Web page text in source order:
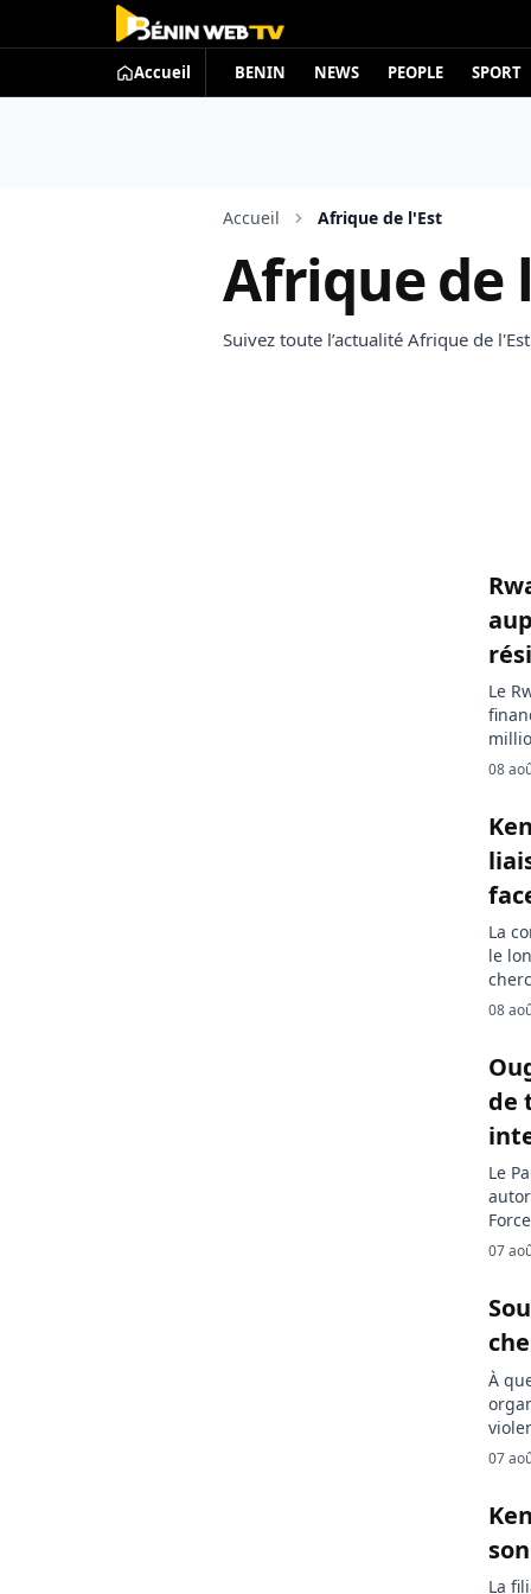
Accueil BENIN NEWS PEOPLE SPORT
Accueil Afrique de l'Est
Afrique de
Suivez toute l’actualité Afrique de
Le
08
La
le
08
de
Le
07
À
07
La